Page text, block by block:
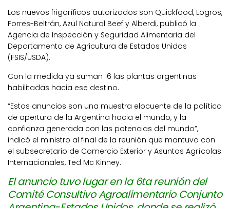
Los nuevos frigoríficos autorizados son Quickfood, Logros,
Forres-Beltrán, Azul Natural Beef y Alberdi, publicó la
Agencia de Inspección y Seguridad Alimentaria del
Departamento de Agricultura de Estados Unidos
(FSIS/USDA),
Con la medida ya suman 16 las plantas argentinas
habilitadas hacia ese destino.
“Estos anuncios son una muestra elocuente de la política
de apertura de la Argentina hacia el mundo, y la
confianza generada con las potencias del mundo”,
indicó el ministro al final de la reunión que mantuvo con
el subsecretario de Comercio Exterior y Asuntos Agrícolas
Internacionales, Ted Mc Kinney.
El anuncio tuvo lugar en la 6ta reunión del
Comité Consultivo Agroalimentario Conjunto